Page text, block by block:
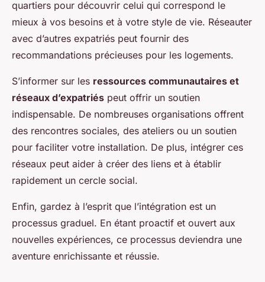
quartiers pour découvrir celui qui correspond le
mieux à vos besoins et à votre style de vie. Réseauter
avec d’autres expatriés peut fournir des
recommandations précieuses pour les logements.
S’informer sur les ressources communautaires et
réseaux d’expatriés peut offrir un soutien
indispensable. De nombreuses organisations offrent
des rencontres sociales, des ateliers ou un soutien
pour faciliter votre installation. De plus, intégrer ces
réseaux peut aider à créer des liens et à établir
rapidement un cercle social.
Enfin, gardez à l’esprit que l’intégration est un
processus graduel. En étant proactif et ouvert aux
nouvelles expériences, ce processus deviendra une
aventure enrichissante et réussie.